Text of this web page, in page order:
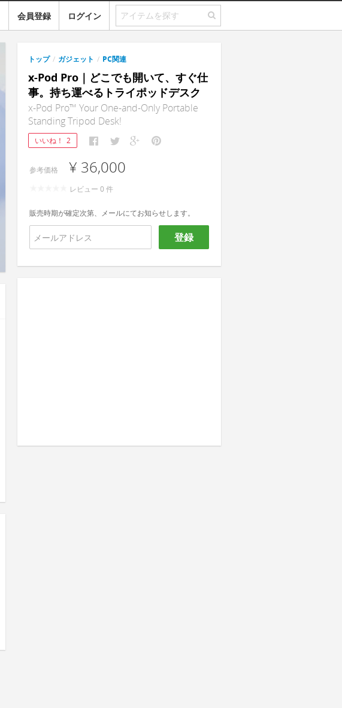
会員登録 ログイン
トップ / ガジェット / PC関連
x-Pod Pro｜どこでも開いて、すぐ仕
事。持ち運べるトライポッドデスク
x-Pod Pro™ Your One-and-Only Portable
Standing Tripod Desk!
いいね！ 2
参考価格 ¥ 36,000
レビュー 0 件
販売時期が確定次第、メールにてお知らせします。
登録